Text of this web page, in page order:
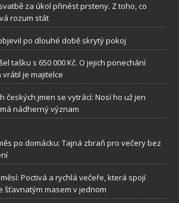
za úkol přinést prsteny. Z toho, co
rozum stát
po dlouhé době skrytý pokoj
tašku s 650 000 Kč. O jejich ponechání
je majitelce
českých jmen se vytrácí: Nosí ho už jen
nádherný význam
po domácku: Tajná zbraň pro večery bez
Poctivá a rychlá večeře, která spojí
šťavnatým masem v jednom